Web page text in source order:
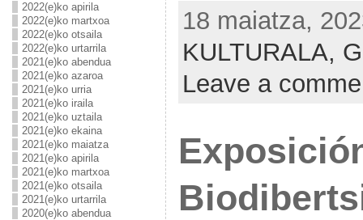
2022(e)ko apirila
2022(e)ko martxoa
2022(e)ko otsaila
2022(e)ko urtarrila
2021(e)ko abendua
2021(e)ko azaroa
2021(e)ko urria
2021(e)ko iraila
2021(e)ko uztaila
2021(e)ko ekaina
2021(e)ko maiatza
2021(e)ko apirila
2021(e)ko martxoa
2021(e)ko otsaila
2021(e)ko urtarrila
2020(e)ko abendua
18 maiatza,
KULTURALA,
Leave a